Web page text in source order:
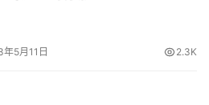
5月11日 2.3K